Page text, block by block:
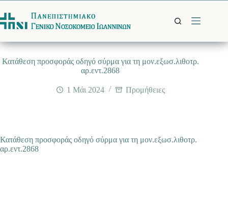
στο
περιεχόμενο
Κατάθεση προσφοράς οδηγό σύρμα για τη μον.εξωσ.λιθοτρ.
αρ.εντ.2868
1 Μάι 2024 Προμήθειες
Κατάθεση προσφοράς οδηγό σύρμα για τη μον.εξωσ.λιθοτρ.
αρ.εντ.2868